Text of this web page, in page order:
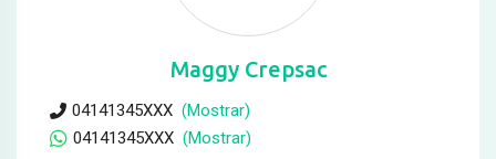
Maggy Crepsac
04141345XXX (Mostrar)
04141345XXX (Mostrar)